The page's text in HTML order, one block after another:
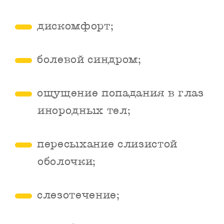
дискомфорт;
болевой синдром;
ощущение попадания в глаз
инородных тел;
пересыхание слизистой
оболочки;
слезотечение;